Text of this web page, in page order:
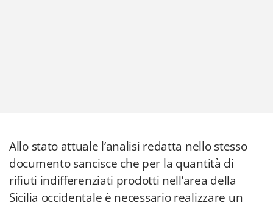
Allo stato attuale l’analisi redatta nello stesso
documento sancisce che per la quantità di
rifiuti indifferenziati prodotti nell’area della
Sicilia occidentale è necessario realizzare un